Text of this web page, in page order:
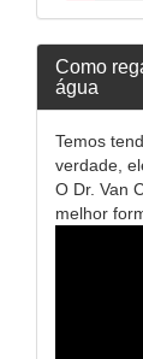
Como
água
Temos
verdade,
O Dr. Van
melhor